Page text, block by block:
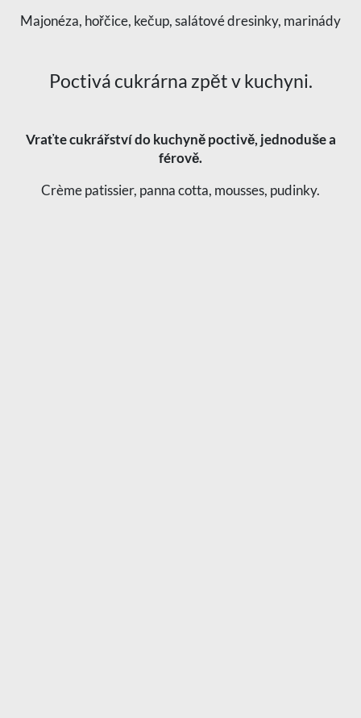
Majonéza, hořčice, kečup, salátové dresinky, marinády
Poctivá cukrárna zpět v kuchyni.
Vraťte cukrářství do kuchyně poctivě, jednoduše a
férově.
Crème patissier, panna cotta, mousses, pudinky.